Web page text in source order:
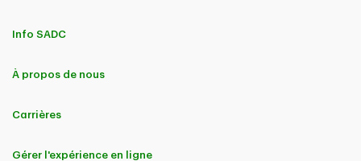
Info SADC
À propos de nous
Carrières
Gérer l'expérience en ligne